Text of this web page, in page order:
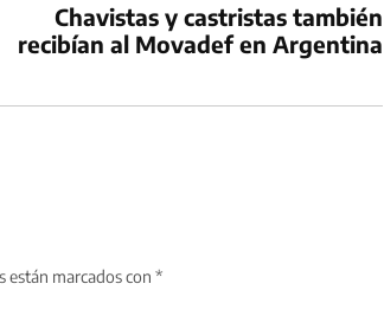
Chavistas y castristas también
recibían al Movadef en Argentina
están marcados con *